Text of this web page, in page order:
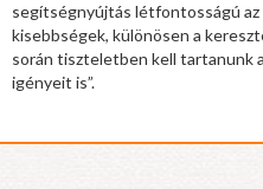
segítségnyújtás létfontosságú
kisebbségek, különösen a
során tiszteletben kell tartanunk
igényeit is”.